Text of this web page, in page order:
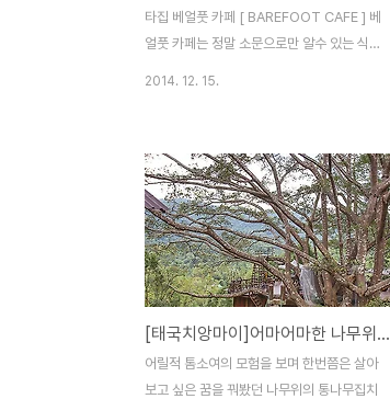
습니다아주아주 맛있더라구요리필도 가능하
다고 하던데 같이간 형님과 지인라서 그런지
타집 베얼풋 카페 [ BAREFOOT CAFE ] 베
얼풋 카페는 정말 소문으로만 알수 있는 식당
요^^ 오전 10시부터 저녁 8시까지 영업을 하
네요참고로 펭귄카페에서 음료를 주문해 마
셔도 되고 이곳에서 주문한 음식을 펭귄카페
에서 먹을수도 있습니다 식당옆 마당에도 테
이블이 있지만 낮엔 좀 더워서 안으로 들어가
서 먹었습니다 입구에 마늘이 걸려있네요귀
신을 쫓으려는건지 아니면 파스타집이라 장
식으로 걸어 놓은건지....ㅋㅋ 펭귄카페 언니
도 이쁘던데 여기 언니도 이쁘네요^^그나저
2014. 12. 15.
[태국치앙마이]어마어마한 나무위에 카페가 따악.....더 자이언트 치앙마이 / The Giant Chiangmai Thailand
어릴적 톰소여의 모험을 보며 한번쯤은 살아
보고 싶은 꿈을 꿔봤던 나무위의 통나무집치